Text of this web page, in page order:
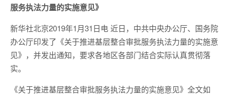
服务执法力量的实施意见》
新华社北京2019年1月31日电 近日，中共中央办公厅、国务院
办公厅印发了《关于推进基层整合审批服务执法力量的实施意
见》，并发出通知，要求各地区各部门结合实际认真贯彻落
实。
《关于推进基层整合审批服务执法力量的实施意见》全文如